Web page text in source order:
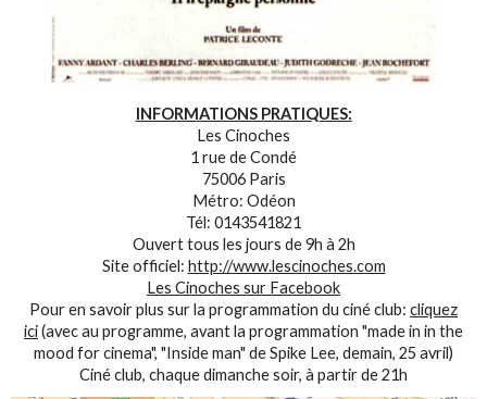
INFORMATIONS PRATIQUES:
Les Cinoches
1 rue de Condé
75006 Paris
Métro: Odéon
Tél: 0143541821
Ouvert tous les jours de 9h à 2h
Site officiel: http://www.lescinoches.com
Les Cinoches sur Facebook
Pour en savoir plus sur la programmation du ciné club: cliquez
ici(avec au programme, avant la programmation "made in in the
mood for cinema", "Inside man" de Spike Lee, demain, 25 avril)
Ciné club, chaque dimanche soir, à partir de 21h